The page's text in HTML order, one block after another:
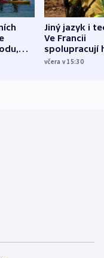
Jiný jazyk i
Ve Francii
spolupracují
různých zemí
včera v 15:30